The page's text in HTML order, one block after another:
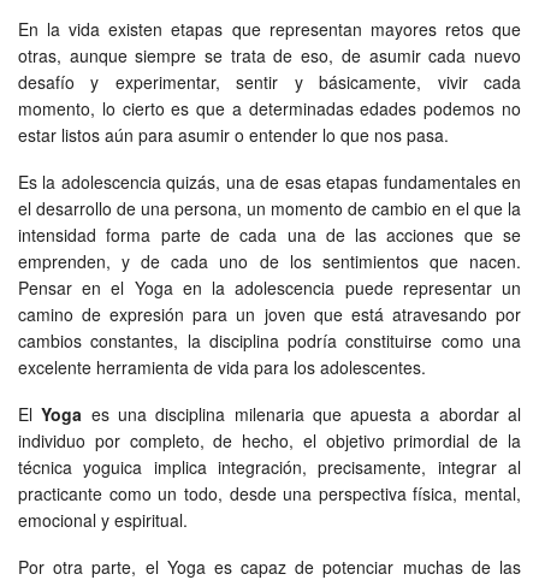
En la vida existen etapas que representan mayores retos que
otras, aunque siempre se trata de eso, de asumir cada nuevo
desafío y experimentar, sentir y básicamente, vivir cada
momento, lo cierto es que a determinadas edades podemos no
estar listos aún para asumir o entender lo que nos pasa.
Es la adolescencia quizás, una de esas etapas fundamentales en
el desarrollo de una persona, un momento de cambio en el que la
intensidad forma parte de cada una de las acciones que se
emprenden, y de cada uno de los sentimientos que nacen.
Pensar en el Yoga en la adolescencia puede representar un
camino de expresión para un joven que está atravesando por
cambios constantes, la disciplina podría constituirse como una
excelente herramienta de vida para los adolescentes.
ElYoga es una disciplina milenaria que apuesta a abordar al
individuo por completo, de hecho, el objetivo primordial de la
técnica yoguica implica integración, precisamente, integrar al
practicante como un todo, desde una perspectiva física, mental,
emocional y espiritual.
Por otra parte, el Yoga es capaz de potenciar muchas de las